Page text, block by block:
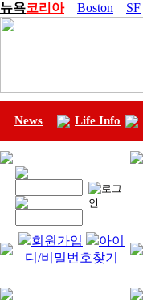
뉴욕코리아 Boston SF
News Life Info
회원가입
아이
디/비밀번호찾기